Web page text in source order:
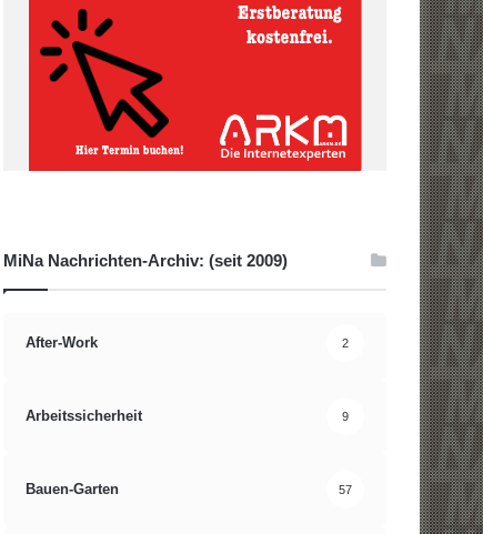
MiNa Nachrichten-Archiv: (seit 2009)
After-Work 2
Arbeitssicherheit 9
Bauen-Garten 57